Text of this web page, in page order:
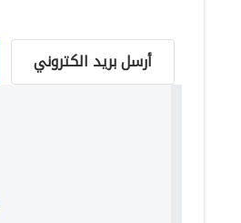
أرسل بريد الكتروني